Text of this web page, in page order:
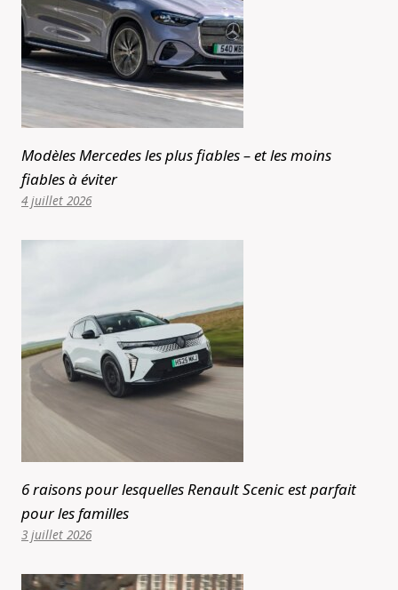
Modèles Mercedes les plus fiables – et les moins
fiables à éviter
4 juillet 2026
6 raisons pour lesquelles Renault Scenic est parfait
pour les familles
3 juillet 2026